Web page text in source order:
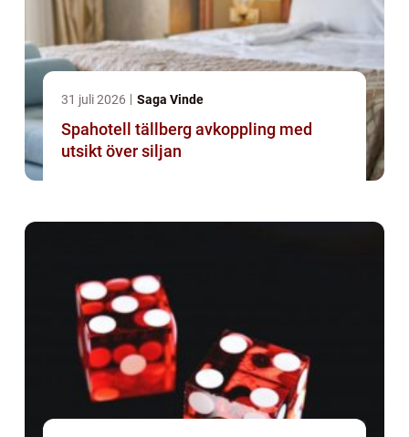
31 juli 2026 Saga Vinde
Spahotell tällberg avkoppling med
utsikt över siljan